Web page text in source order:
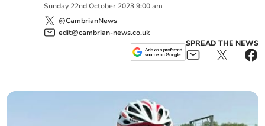
Sunday 22nd October 2023 9:00 am
@CambrianNews
edit@cambrian-news.co.uk
SPREAD THE NEWS